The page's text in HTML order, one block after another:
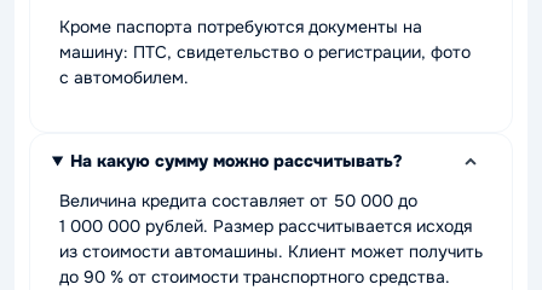
Кроме паспорта потребуются документы на
машину: ПТС, свидетельство о регистрации, фото
с автомобилем.
На какую сумму можно рассчитывать?
Величина кредита составляет от 50 000 до
1 000 000 рублей. Размер рассчитывается исходя
из стоимости автомашины. Клиент может получить
до 90 % от стоимости транспортного средства.